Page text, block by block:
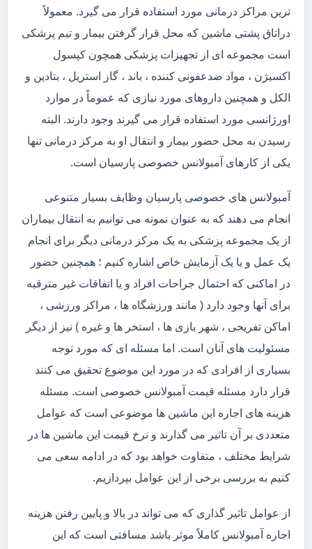
ترین مراکز درمانی مورد استفاده قرار می گیرد. معمولاً
دراتاق پشتی ماشین که محل قرار گرفتن بیمار و تیم پزشکی
است مجموعه ای از تجهیزات پزشکی همچون کپسول
اکسیژن ، مواد ضدعفونی کننده ، باند ، گاز استریل ، بتادین و
الکل و همچنین داروهای مورد نیازی که عموماً در موارد
اورژانسی مورد استفاده قرار می گیرند وجود دارند. البته
رسیدن به محل حضور بیمار و انتقال او به مرکز درمانی تنها
یکی از کارهای آمبولانس خصوصی پارسیان است.
آمبولانس های خصوصی پارسیان وظایف بسیار متنوعی
انجام می دهند که به عنوان نمونه می توانیم به انتقال بیماران
از یک مجموعه پزشکی به یک مرکز درمانی دیگر برای انجام
یک عمل و یا یک آزمایش خاص اشاره کنیم ؛ همچنین حضور
در اماکنی که احتمال جراحات افراد و یا اتفاقات غیر مترقبه
برای آنها وجود دارد ( مانند ورزشگاه ها ، مراکز ورزشی ،
اماکن تفریحی ، شهر بازی ها ، استخر ها و غیره ) نیز از دیگر
مسئولیت های آنان است. اما مسئله ای که مورد توجه
بسیاری از افرادی که در مورد این موضوع تحقیق می کنند
قرار دارد مسئله قیمت آمبولانس خصوصی است. مسئله
هزینه های اجاره این ماشین ها موضوعی است که عوامل
متعددی بر آن تاثیر می گذارند و نرخ قیمت این ماشین ها در
شرایط مختلف ، متفاوت خواهد بود که در ادامه سعی می
کنیم به بررسی برخی از این عوامل بپردازیم.
از عوامل تاثیر گذاری که می تواند در بالا و پایین رفتن هزینه
اجاره آمبولانس کاملاً موثر باشد مسافتی است که این